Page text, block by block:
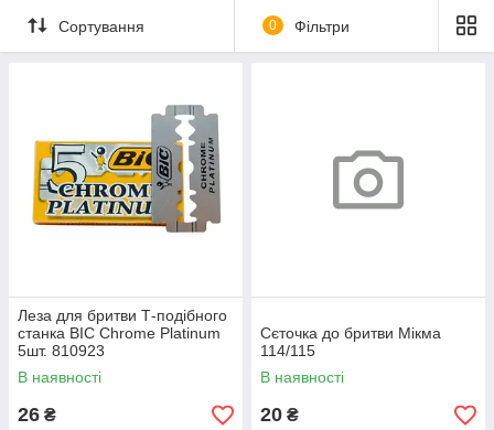
Сортування 0 Фільтри
Леза для бритви Т-подібного
станка BIC Chrome Platinum
5шт. 810923
В наявності
26 ₴
Сєточка до бритви Мікма
114/115
В наявності
20 ₴